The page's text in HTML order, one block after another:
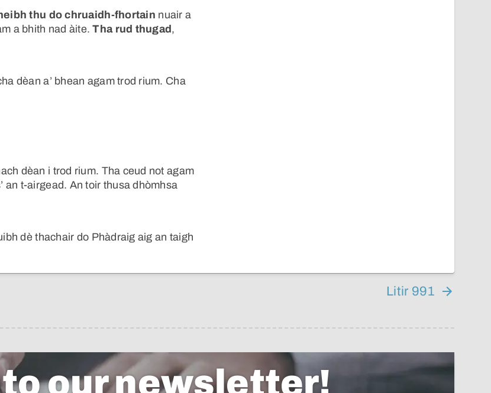
thu do chruaidh-fhortain nuair a
a bhith nad àite.Tha rud thugad ,
dèan a’ bhean agam trod rium. Cha
dèan i trod rium. Tha ceud not agam
an t-airgead. An toir thusa dhòmhsa
dè thachair do Phàdraig aig an taigh
Litir 991
our newsletter!